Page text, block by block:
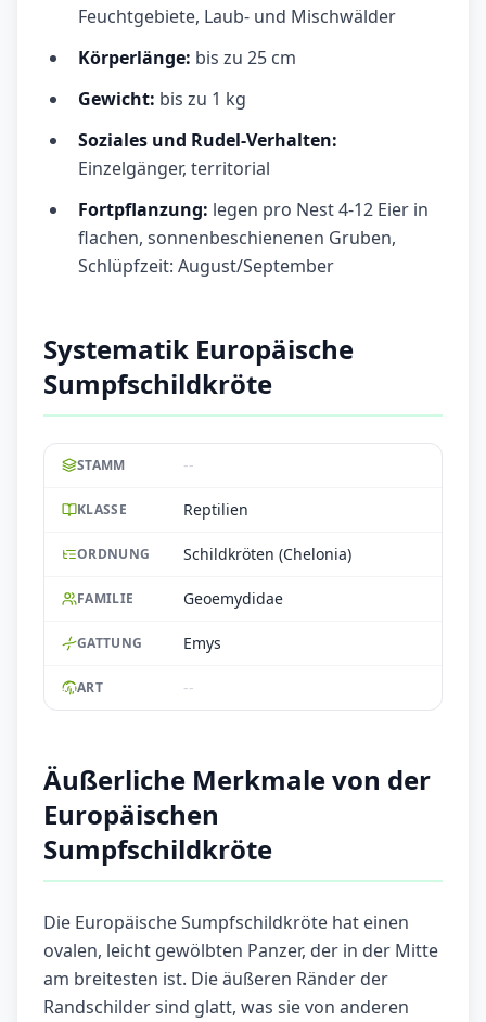
Feuchtgebiete, Laub- und Mischwälder
Körperlänge: bis zu 25 cm
Gewicht: bis zu 1 kg
Soziales und Rudel-Verhalten:
Einzelgänger, territorial
Fortpflanzung: legen pro Nest 4-12 Eier in
flachen, sonnenbeschienenen Gruben,
Schlüpfzeit: August/September
Systematik Europäische
Sumpfschildkröte
STAMM --
KLASSE Reptilien
ORDNUNG Schildkröten (Chelonia)
FAMILIE Geoemydidae
GATTUNG Emys
ART --
Äußerliche Merkmale von der
Europäischen
Sumpfschildkröte
Die Europäische Sumpfschildkröte hat einen
ovalen, leicht gewölbten Panzer, der in der Mitte
am breitesten ist. Die äußeren Ränder der
Randschilder sind glatt, was sie von anderen